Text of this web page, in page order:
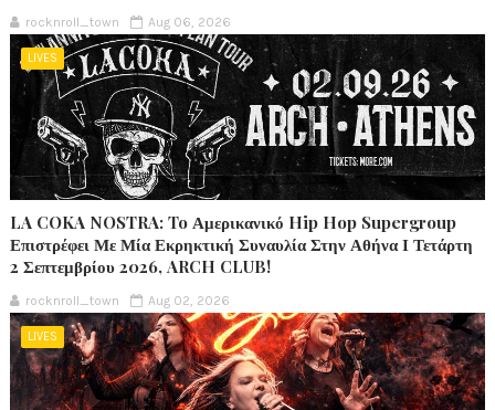
rocknroll_town Aug 06, 2026
LIVES
LA COKA NOSTRA: To Αμερικανικό Hip Hop Supergroup
Επιστρέφει Με Μία Εκρηκτική Συναυλία Στην Αθήνα Ι Τετάρτη
2 Σεπτεμβρίου 2026, ARCH CLUB!
rocknroll_town Aug 02, 2026
LIVES